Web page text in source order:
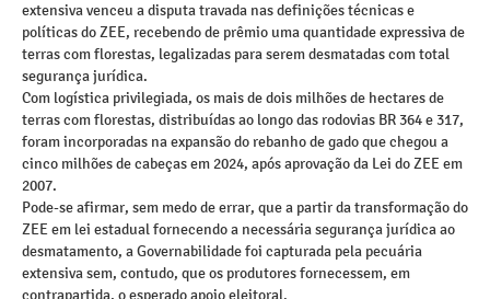
extensiva venceu a disputa travada nas definições técnicas e
políticas do ZEE, recebendo de prêmio uma quantidade expressiva de
terras com florestas, legalizadas para serem desmatadas com total
segurança jurídica.
Com logística privilegiada, os mais de dois milhões de hectares de
terras com florestas, distribuídas ao longo das rodovias BR 364 e 317,
foram incorporadas na expansão do rebanho de gado que chegou a
cinco milhões de cabeças em 2024, após aprovação da Lei do ZEE em
2007.
Pode-se afirmar, sem medo de errar, que a partir da transformação do
ZEE em lei estadual fornecendo a necessária segurança jurídica ao
desmatamento, a Governabilidade foi capturada pela pecuária
extensiva sem, contudo, que os produtores fornecessem, em
contrapartida, o esperado apoio eleitoral.